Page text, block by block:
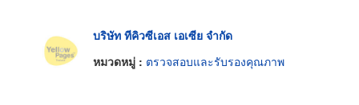
บริษัท ทีคิวซีเอส เอเซีย จำกัด
หมวดหมู่ : ตรวจสอบและรับรองคุณภาพ